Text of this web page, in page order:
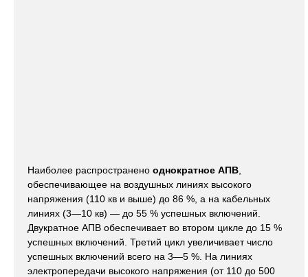
Наиболее распространено однократное АПВ
обеспечивающее на воздушных линиях высокого
напряжения (110 кв и выше) до 86 %, а на кабельных
линиях (3—10 кв) — до 55 % успешных включений.
Двукратное АПВ обеспечивает во втором цикле до 15 %
успешных включений. Третий цикл увеличивает число
успешных включений всего на 3—5 %. На линиях
электропередачи высокого напряжения (от 110 до 500